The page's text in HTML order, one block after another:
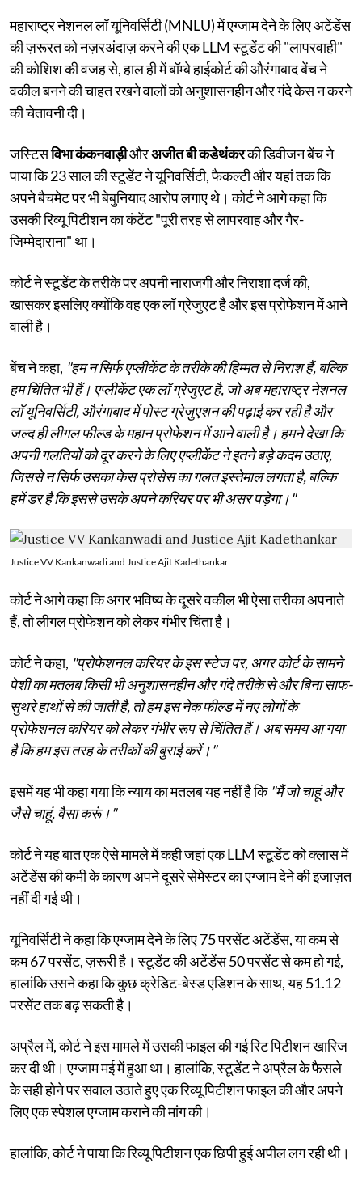
महाराष्ट्र नेशनल लॉ यूनिवर्सिटी (MNLU) में एग्जाम देने के लिए अटेंडेंस
की ज़रूरत को नज़रअंदाज़ करने की एक LLM स्टूडेंट की "लापरवाही"
की कोशिश की वजह से, हाल ही में बॉम्बे हाईकोर्ट की औरंगाबाद बेंच ने
वकील बनने की चाहत रखने वालों को अनुशासनहीन और गंदे केस न करने
की चेतावनी दी।
जस्टिसविभा कंकनवाड़ीऔरअजीत बी कडेथंकरकी डिवीजन बेंच ने
पाया कि 23 साल की स्टूडेंट ने यूनिवर्सिटी, फैकल्टी और यहां तक ​​कि
अपने बैचमेट पर भी बेबुनियाद आरोप लगाए थे। कोर्ट ने आगे कहा कि
उसकी रिव्यू पिटीशन का कंटेंट "पूरी तरह से लापरवाह और गैर-
जिम्मेदाराना" था।
कोर्ट ने स्टूडेंट के तरीके पर अपनी नाराजगी और निराशा दर्ज की,
खासकर इसलिए क्योंकि वह एक लॉ ग्रेजुएट है और इस प्रोफेशन में आने
वाली है।
बेंच ने कहा, "हम न सिर्फ एप्लीकेंट के तरीके की हिम्मत से निराश हैं, बल्कि
हम चिंतित भी हैं। एप्लीकेंट एक लॉ ग्रेजुएट है, जो अब महाराष्ट्र नेशनल
लॉ यूनिवर्सिटी, औरंगाबाद में पोस्ट ग्रेजुएशन की पढ़ाई कर रही है और
जल्द ही लीगल फील्ड के महान प्रोफेशन में आने वाली है। हमने देखा कि
अपनी गलतियों को दूर करने के लिए एप्लीकेंट ने इतने बड़े कदम उठाए,
जिससे न सिर्फ उसका केस प्रोसेस का गलत इस्तेमाल लगता है, बल्कि
हमें डर है कि इससे उसके अपने करियर पर भी असर पड़ेगा।"
Justice VV Kankanwadi and Justice Ajit Kadethankar
कोर्ट ने आगे कहा कि अगर भविष्य के दूसरे वकील भी ऐसा तरीका अपनाते
हैं, तो लीगल प्रोफेशन को लेकर गंभीर चिंता है।
कोर्ट ने कहा, "प्रोफेशनल करियर के इस स्टेज पर, अगर कोर्ट के सामने
पेशी का मतलब किसी भी अनुशासनहीन और गंदे तरीके से और बिना साफ-
सुथरे हाथों से की जाती है, तो हम इस नेक फील्ड में नए लोगों के
प्रोफेशनल करियर को लेकर गंभीर रूप से चिंतित हैं। अब समय आ गया
है कि हम इस तरह के तरीकों की बुराई करें।"
इसमें यह भी कहा गया कि न्याय का मतलब यह नहीं है कि "मैं जो चाहूं और
जैसे चाहूं, वैसा करूं।"
कोर्ट ने यह बात एक ऐसे मामले में कही जहां एक LLM स्टूडेंट को क्लास में
अटेंडेंस की कमी के कारण अपने दूसरे सेमेस्टर का एग्जाम देने की इजाज़त
नहीं दी गई थी।
यूनिवर्सिटी ने कहा कि एग्जाम देने के लिए 75 परसेंट अटेंडेंस, या कम से
कम 67 परसेंट, ज़रूरी है। स्टूडेंट की अटेंडेंस 50 परसेंट से कम हो गई,
हालांकि उसने कहा कि कुछ क्रेडिट-बेस्ड एडिशन के साथ, यह 51.12
परसेंट तक बढ़ सकती है।
अप्रैल में, कोर्ट ने इस मामले में उसकी फाइल की गई रिट पिटीशन खारिज
कर दी थी। एग्जाम मई में हुआ था। हालांकि, स्टूडेंट ने अप्रैल के फैसले
के सही होने पर सवाल उठाते हुए एक रिव्यू पिटीशन फाइल की और अपने
लिए एक स्पेशल एग्जाम कराने की मांग की।
हालांकि, कोर्ट ने पाया कि रिव्यू पिटीशन एक छिपी हुई अपील लग रही थी।